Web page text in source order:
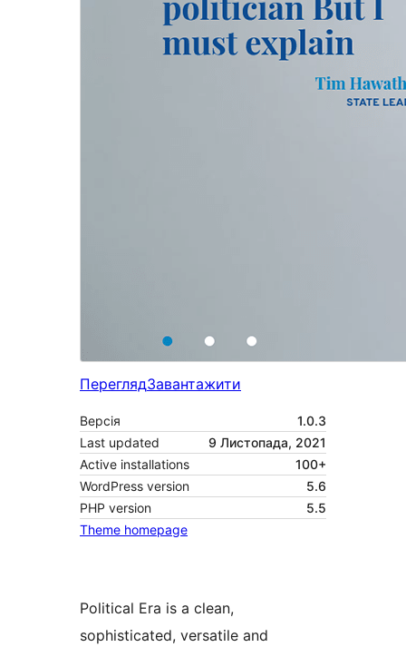
ПереглядЗавантажити
Версія
1.0.3
Last updated
9 Листопада, 2021
Active installations
100+
WordPress version
5.6
PHP version
5.5
Theme homepage
Political Era is a clean,
sophisticated, versatile and